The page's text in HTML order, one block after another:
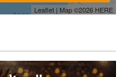
Leaflet | Map ©2026 HERE